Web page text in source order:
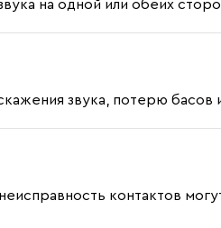
на одной или обеих
звука, потерю басов
контактов